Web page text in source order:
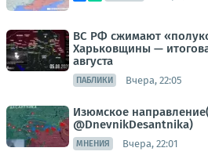
ВС РФ сжимают
Харьковщины —
августа
ПАБЛИКИ Вчера, 22:05
Изюмское
@DnevnikDesantnika)
МНЕНИЯ Вчера, 22:01